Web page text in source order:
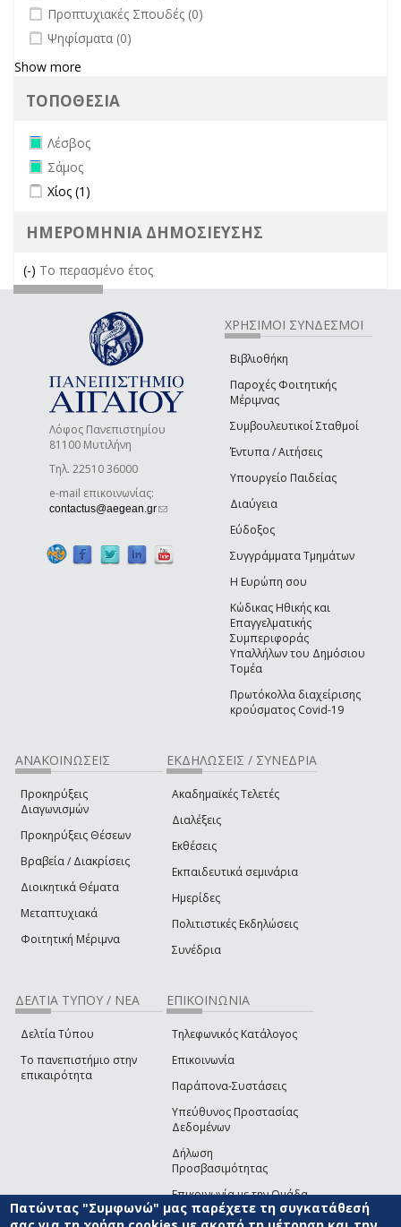
undefined
Προπτυχιακές Σπουδές (0)
undefined
Ψηφίσματα (0)
Show more
ΤΟΠΟΘΕΣΙΑ
Remove Λέσβος filter
Λέσβος
Remove Σάμος filter
Σάμος
Apply Χίος filter
Χίος (1)
ΗΜΕΡΟΜΗΝΙΑ ΔΗΜΟΣΙΕΥΣΗΣ
(-) Remove Το περασμένο έτος filter
Το περασμένο έτος
Λόφος Πανεπιστημίου
81100 Μυτιλήνη
Τηλ. 22510 36000
e-mail επικοινωνίας:
contactus@aegean.gr(link sends e-mail)
ΧΡΗΣΙΜΟΙ ΣΥΝΔΕΣΜΟΙ
Βιβλιοθήκη
Παροχές Φοιτητικής
Μέριμνας
Συμβουλευτικοί Σταθμοί
Έντυπα / Αιτήσεις
Υπουργείο Παιδείας
Διαύγεια
Εύδοξος
Συγγράμματα Τμημάτων
Η Ευρώπη σου
Κώδικας Ηθικής και
Επαγγελματικής
Συμπεριφοράς
Υπαλλήλων του Δημόσιου
Τομέα
Πρωτόκολλα διαχείρισης
κρούσματος Covid-19
ΑΝΑΚΟΙΝΩΣΕΙΣ
Προκηρύξεις
Διαγωνισμών
Προκηρύξεις Θέσεων
Βραβεία / Διακρίσεις
Διοικητικά Θέματα
Μεταπτυχιακά
Φοιτητική Μέριμνα
ΕΚΔΗΛΩΣΕΙΣ / ΣΥΝΕΔΡΙΑ
Ακαδημαϊκές Τελετές
Διαλέξεις
Εκθέσεις
Εκπαιδευτικά σεμινάρια
Ημερίδες
Πολιτιστικές Εκδηλώσεις
Συνέδρια
ΔΕΛΤΙΑ ΤΥΠΟΥ / ΝΕΑ
Δελτία Τύπου
Το πανεπιστήμιο στην
επικαιρότητα
ΕΠΙΚΟΙΝΩΝΙΑ
Τηλεφωνικός Κατάλογος
Επικοινωνία
Παράπονα-Συστάσεις
Υπεύθυνος Προστασίας
Δεδομένων
Δήλωση
Προσβασιμότητας
Επικοινωνία με την Ομάδα
Ανάπτυξης του site(link sends e-mail)
Πατώντας "Συμφωνώ" μας παρέχετε τη συγκατάθεσή